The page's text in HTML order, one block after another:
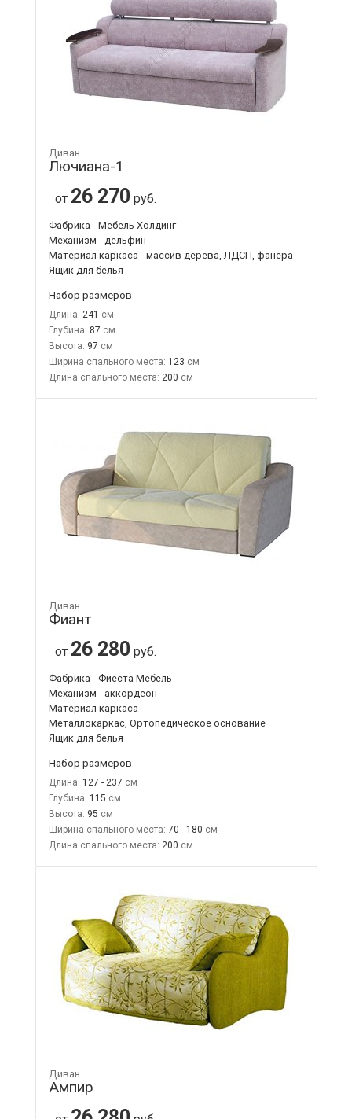
Диван
Лючиана-1
от 26 270 руб.
Фабрика - Мебель Холдинг
Механизм - дельфин
Материал каркаса - массив дерева, ЛДСП, фанера
Ящик для белья
Набор размеров
Длина: 241
Глубина: 87
Высота: 97
Ширина спального места: 123
Длина спального места: 200
Диван
Фиант
от 26 280 руб.
Фабрика - Фиеста Мебель
Механизм - аккордеон
Материал каркаса -
Металлокаркас, Ортопедическое основание
Ящик для белья
Набор размеров
Длина: 127 - 237
Глубина: 115
Высота: 95
Ширина спального места: 70 - 180
Длина спального места: 200
Диван
Ампир